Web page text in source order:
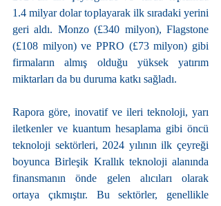
1.4 milyar dolar toplayarak ilk sıradaki yerini
geri aldı. Monzo (£340 milyon), Flagstone
(£108 milyon) ve PPRO (£73 milyon) gibi
firmaların almış olduğu yüksek yatırım
miktarları da bu duruma katkı sağladı.
Rapora göre, inovatif ve ileri teknoloji, yarı
iletkenler ve kuantum hesaplama gibi öncü
teknoloji sektörleri, 2024 yılının ilk çeyreği
boyunca Birleşik Krallık teknoloji alanında
finansmanın önde gelen alıcıları olarak
ortaya çıkmıştır. Bu sektörler, genellikle